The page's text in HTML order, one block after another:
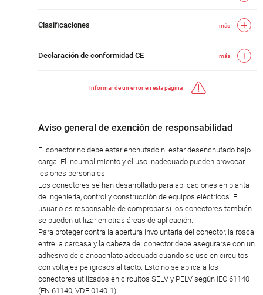
Clasificaciones más
Declaración de conformidad CE más
Informar de un error en esta página
Aviso general de exención de responsabilidad
El conector no debe estar enchufado ni estar desenchufado bajo
carga. El incumplimiento y el uso inadecuado pueden provocar
lesiones personales.
Los conectores se han desarrollado para aplicaciones en planta
de ingeniería, control y construcción de equipos eléctricos. El
usuario es responsable de comprobar si los conectores también
se pueden utilizar en otras áreas de aplicación.
Para proteger contra la apertura involuntaria del conector, la rosca
entre la carcasa y la cabeza del conector debe asegurarse con un
adhesivo de cianoacrilato adecuado cuando se use en circuitos
con voltajes peligrosos al tacto. Esto no se aplica a los
conectores utilizados en circuitos SELV y PELV según IEC 61140
(EN 61140, VDE 0140-1).